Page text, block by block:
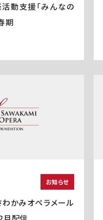
活動支援「みんなの
期
お知らせ
わかみオペラメール